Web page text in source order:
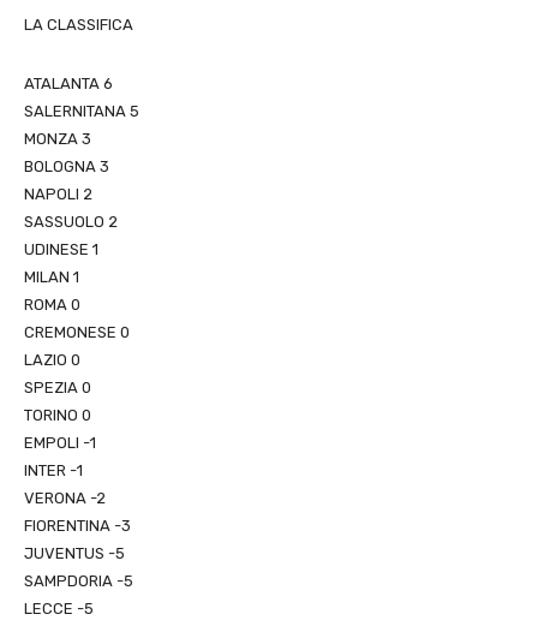
LA CLASSIFICA
ATALANTA 6
SALERNITANA 5
MONZA 3
BOLOGNA 3
NAPOLI 2
SASSUOLO 2
UDINESE 1
MILAN 1
ROMA 0
CREMONESE 0
LAZIO 0
SPEZIA 0
TORINO 0
EMPOLI -1
INTER -1
VERONA -2
FIORENTINA -3
JUVENTUS -5
SAMPDORIA -5
LECCE -5